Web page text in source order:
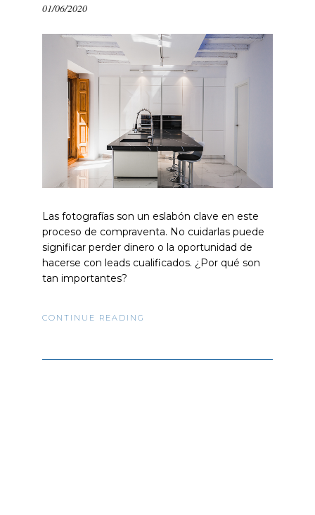
01/06/2020
Las fotografías son un eslabón clave en este
proceso de compraventa. No cuidarlas puede
significar perder dinero o la oportunidad de
hacerse con leads cualificados. ¿Por qué son
tan importantes?
CONTINUE READING